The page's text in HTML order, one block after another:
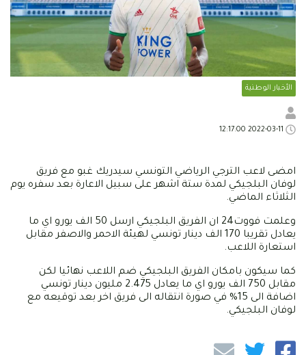
Sports 24
الأخبار الوطنية
امضى لاعب الترجي الرياضي التونسي سيدريك غبو مع فريق
لوفان البلجيكي لمدة ستة اشهر على سبيل الاعارة بعد سفره يوم
الثلاثاء الماضي.
وعلمت فووت24 ان الفريق البلجيكي ارسل 50 الف يورو اي ما
يعادل تقريبا 170 الف دينار تونسي لهيئة الاحمر والاصفر مقابل
استعارة اللاعب.
كما سيكون بامكان الفريق البلجيكي ضم اللاعب نهائيا لكن
مقابل 750 الف يورو اي ما يعادل 2.475 مليون دينار تونسي
اضافة الى 15% في صورة انتقاله الى فريق اخر بعد توقيعه مع
لوفان البلجيكي.